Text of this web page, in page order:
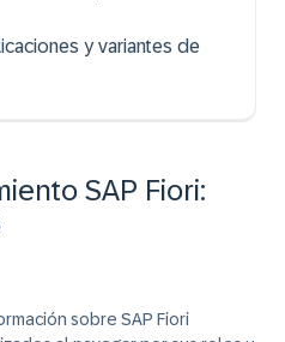
y variantes de
SAP Fiori:
sobre SAP Fiori